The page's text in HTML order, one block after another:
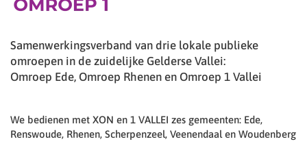
Samenwerkingsverband van drie lokale publieke
omroepen in de zuidelijke Gelderse Vallei:
Omroep Ede, Omroep Rhenen en Omroep 1 Vallei
We bedienen met XON en 1 VALLEI zes gemeenten: Ede,
Renswoude, Rhenen, Scherpenzeel, Veenendaal en Woudenberg